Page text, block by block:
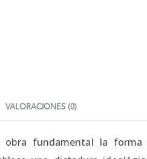
VALORACIONES (0)
obra fundamental la